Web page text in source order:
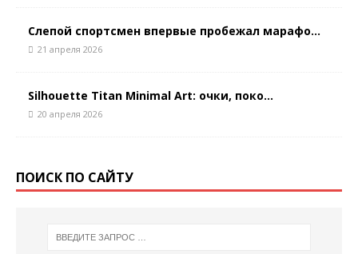
Слепой спортсмен впервые пробежал марафо...
21 апреля 2026
Silhouette Titan Minimal Art: очки, поко...
20 апреля 2026
ПОИСК ПО САЙТУ